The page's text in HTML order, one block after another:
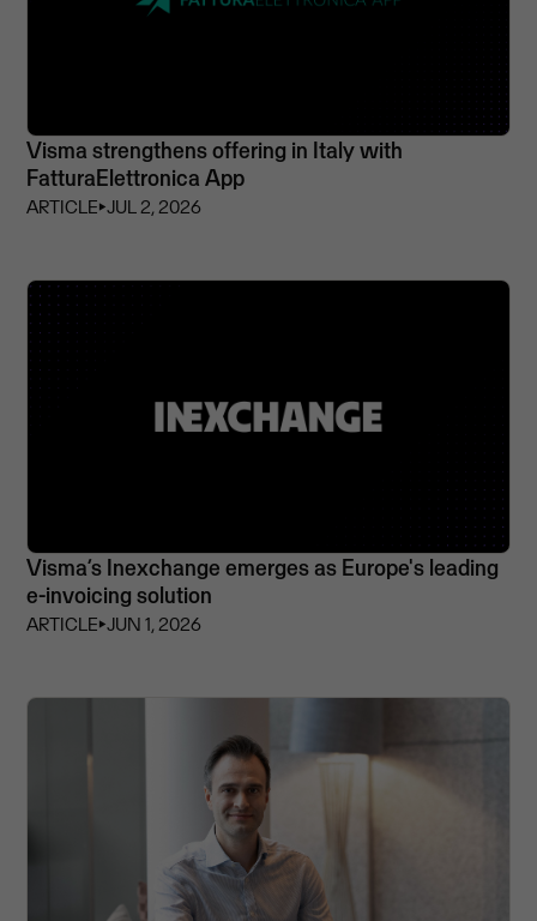
Visma strengthens offering in Italy with
FatturaElettronica App
ARTICLE⏵JUL 2, 2026
Visma’s Inexchange emerges as Europe's leading
e-invoicing solution
ARTICLE⏵JUN 1, 2026